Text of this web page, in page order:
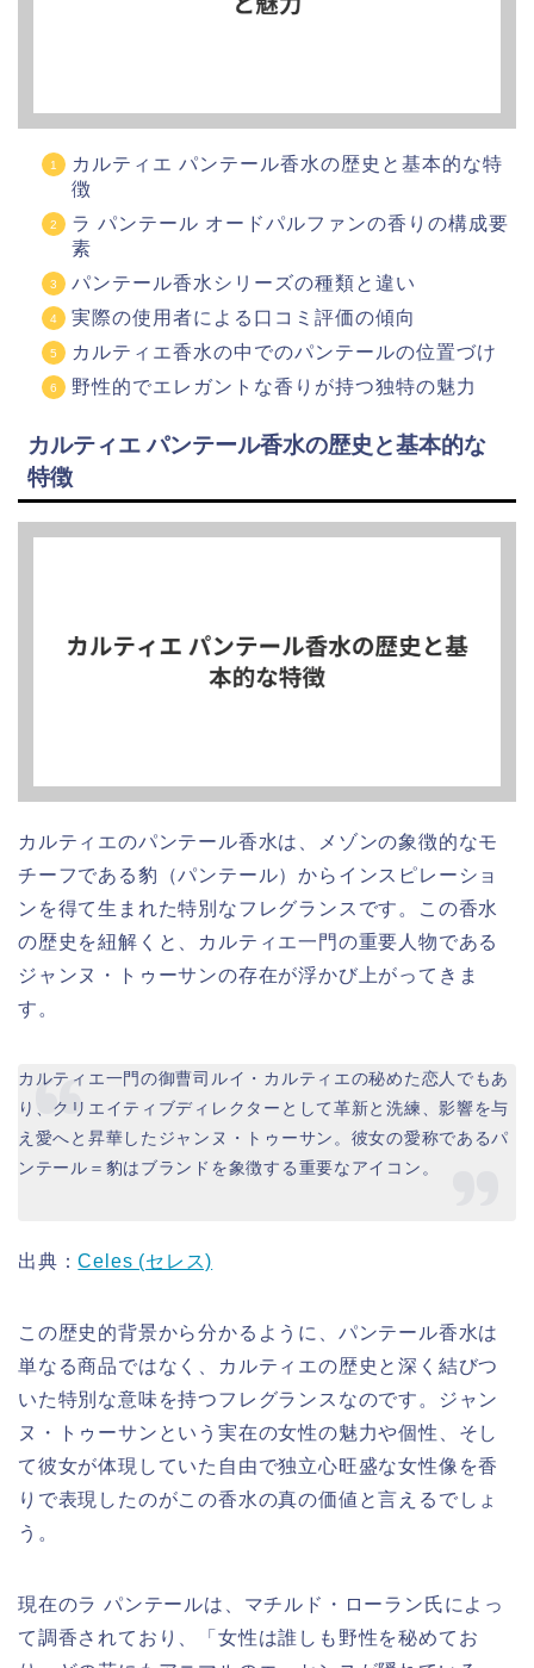
カルティエ パンテール香水の歴史と基本的な特
徴
ラ パンテール オードパルファンの香りの構成要
素
パンテール香水シリーズの種類と違い
実際の使用者による口コミ評価の傾向
カルティエ香水の中でのパンテールの位置づけ
野性的でエレガントな香りが持つ独特の魅力
カルティエ パンテール香水の歴史と基本的な
特徴
カルティエのパンテール香水は、メゾンの象徴的なモ
チーフである豹（パンテール）からインスピレーショ
ンを得て生まれた特別なフレグランスです。この香水
の歴史を紐解くと、カルティエ一門の重要人物である
ジャンヌ・トゥーサンの存在が浮かび上がってきま
す。
カルティエ一門の御曹司ルイ・カルティエの秘めた恋人でもあ
り、クリエイティブディレクターとして革新と洗練、影響を与
え愛へと昇華したジャンヌ・トゥーサン。彼女の愛称であるパ
ンテール＝豹はブランドを象徴する重要なアイコン。
出典：Celes (セレス)
この歴史的背景から分かるように、パンテール香水は
単なる商品ではなく、カルティエの歴史と深く結びつ
いた特別な意味を持つフレグランスなのです。ジャン
ヌ・トゥーサンという実在の女性の魅力や個性、そし
て彼女が体現していた自由で独立心旺盛な女性像を香
りで表現したのがこの香水の真の価値と言えるでしょ
う。
現在のラ パンテールは、マチルド・ローラン氏によっ
て調香されており、「女性は誰しも野性を秘めてお